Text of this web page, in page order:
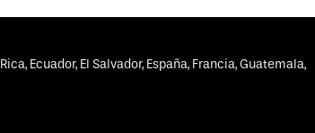
Ecuador, El Salvador, España, Francia, Guatemala,